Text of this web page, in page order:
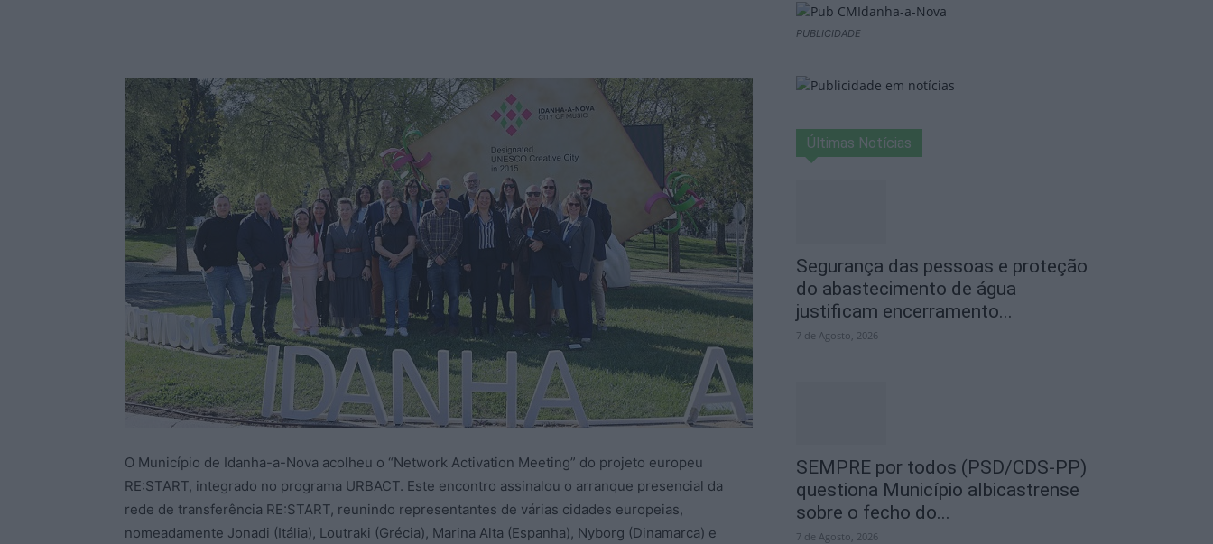
O Município de Idanha-a-Nova acolheu o “Network Activation Meeting” do projeto europeu
RE:START, integrado no programa URBACT. Este encontro assinalou o arranque presencial da
rede de transferência RE:START, reunindo representantes de várias cidades europeias,
nomeadamente Jonadi (Itália), Loutraki (Grécia), Marina Alta (Espanha), Nyborg (Dinamarca) e
PUBLICIDADE
Últimas Notícias
Segurança das pessoas e proteção
do abastecimento de água
justificam encerramento...
7 de Agosto, 2026
SEMPRE por todos (PSD/CDS-PP)
questiona Município albicastrense
sobre o fecho do...
7 de Agosto, 2026